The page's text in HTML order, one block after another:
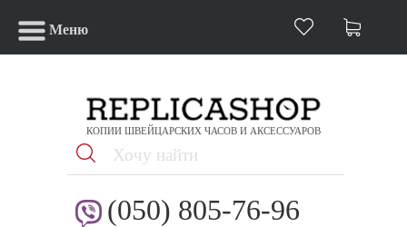
Меню
КОПИИ ШВЕЙЦАРСКИХ ЧАСОВ И АКСЕССУАРОВ
(050) 805-76-96